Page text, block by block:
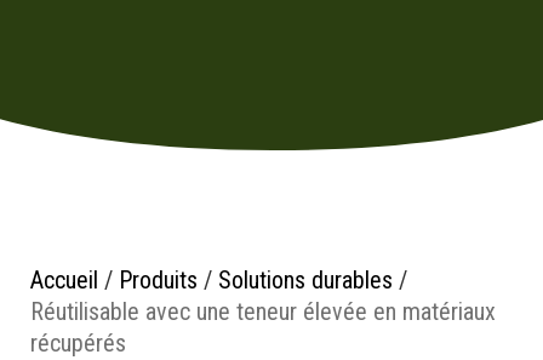
Accueil / Produits / Solutions durables /
Réutilisable avec une teneur élevée en matériaux
récupérés